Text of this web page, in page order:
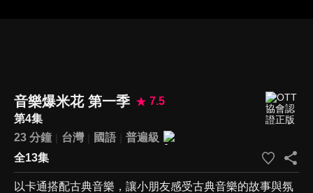
音樂爆米花 第一季
7.5
第4集
23 分鐘
台灣 國語
普遍級
全13集
以卡通搭配古典音樂，讓小朋友感受古典音樂的故事與氛